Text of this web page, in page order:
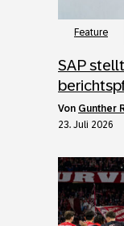
Feature
SAP
von Gunther
23. Juli 2026